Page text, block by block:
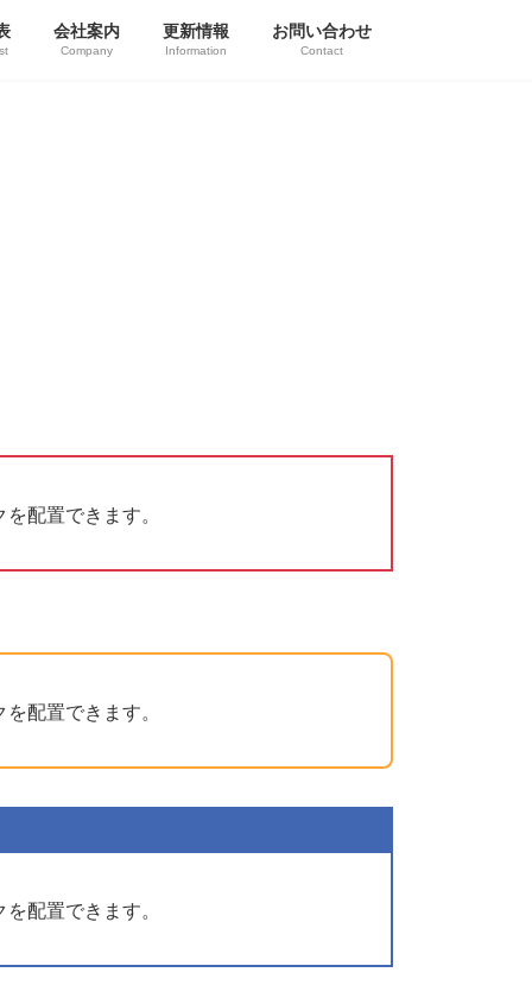
会社案内
Company
更新情報
Information
お問い合わせ
Contact
配置できます。
配置できます。
配置できます。